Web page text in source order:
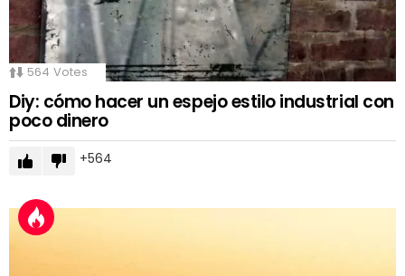
564 Votes
Diy: cómo hacer un espejo estilo industrial con
poco dinero
564